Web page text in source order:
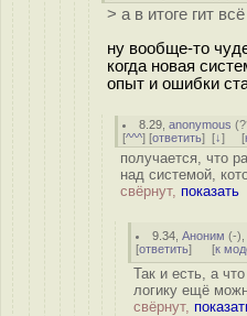
> а в итоге гит
ну вообще-то
когда новая
опыт и ошибки
8.29 ,anonymous (
[^^^] [ответить] [↓] [
получается, что
над системой,
свёрнут, показать
9.34 ,Аноним (-),
[ответить] [к
Так и есть, а
логику ещё
свёрнут,